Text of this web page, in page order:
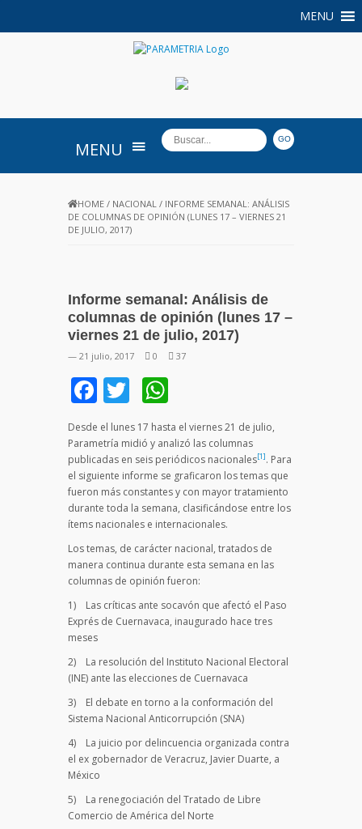
MENU
PARAMETRIA
MENU
HOME / NACIONAL / INFORME SEMANAL: ANÁLISIS
DE COLUMNAS DE OPINIÓN (LUNES 17 – VIERNES 21
DE JULIO, 2017)
Informe semanal: Análisis de
columnas de opinión (lunes 17 –
viernes 21 de julio, 2017)
— 21 julio, 2017 0 37
Facebook
Twitter
Desde el lunes 17 hasta el viernes 21 de julio,
Parametría midió y analizó las columnas
publicadas en seis periódicos nacionales[1]. Para
el siguiente informe se graficaron los temas que
fueron más constantes y con mayor tratamiento
durante toda la semana, clasificándose entre los
ítems nacionales e internacionales.
Los temas, de carácter nacional, tratados de
manera continua durante esta semana en las
columnas de opinión fueron:
1) Las críticas ante socavón que afectó el Paso
Exprés de Cuernavaca, inaugurado hace tres
meses
2) La resolución del Instituto Nacional Electoral
(INE) ante las elecciones de Cuernavaca
3) El debate en torno a la conformación del
Sistema Nacional Anticorrupción (SNA)
4) La juicio por delincuencia organizada contra
el ex gobernador de Veracruz, Javier Duarte, a
México
5) La renegociación del Tratado de Libre
Comercio de América del Norte